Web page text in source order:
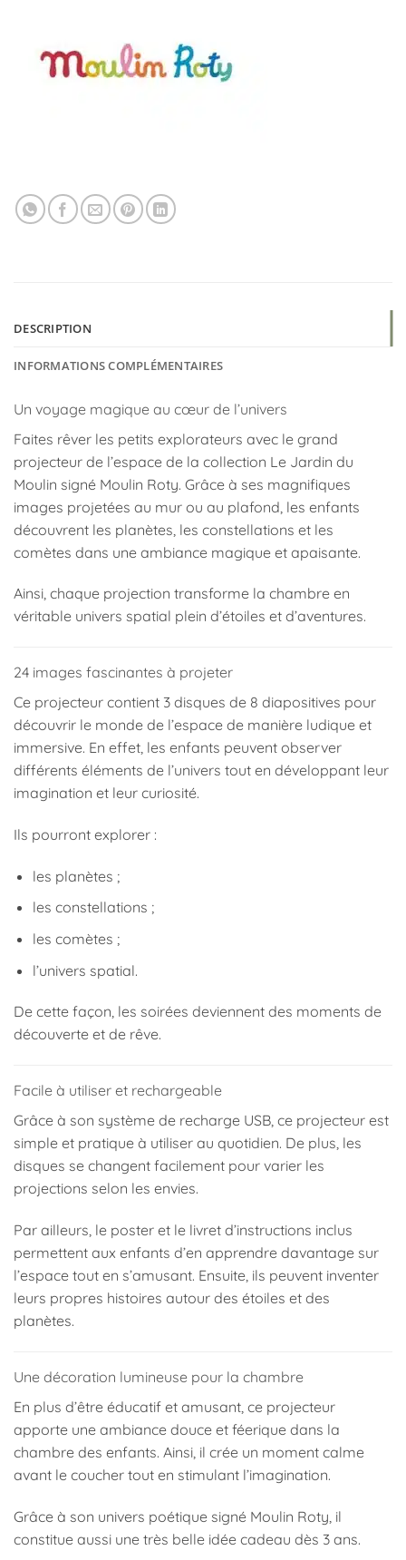
DESCRIPTION
INFORMATIONS COMPLÉMENTAIRES
Un voyage magique au cœur de l’univers
Faites rêver les petits explorateurs avec le grand
projecteur de l’espace de la collection Le Jardin du
Moulin signé Moulin Roty. Grâce à ses magnifiques
images projetées au mur ou au plafond, les enfants
découvrent les planètes, les constellations et les
comètes dans une ambiance magique et apaisante.
Ainsi, chaque projection transforme la chambre en
véritable univers spatial plein d’étoiles et d’aventures.
24 images fascinantes à projeter
Ce projecteur contient 3 disques de 8 diapositives pour
découvrir le monde de l’espace de manière ludique et
immersive. En effet, les enfants peuvent observer
différents éléments de l’univers tout en développant leur
imagination et leur curiosité.
Ils pourront explorer :
les planètes ;
les constellations ;
les comètes ;
l’univers spatial.
De cette façon, les soirées deviennent des moments de
découverte et de rêve.
Facile à utiliser et rechargeable
Grâce à son système de recharge USB, ce projecteur est
simple et pratique à utiliser au quotidien. De plus, les
disques se changent facilement pour varier les
projections selon les envies.
Par ailleurs, le poster et le livret d’instructions inclus
permettent aux enfants d’en apprendre davantage sur
l’espace tout en s’amusant. Ensuite, ils peuvent inventer
leurs propres histoires autour des étoiles et des
planètes.
Une décoration lumineuse pour la chambre
En plus d’être éducatif et amusant, ce projecteur
apporte une ambiance douce et féerique dans la
chambre des enfants. Ainsi, il crée un moment calme
avant le coucher tout en stimulant l’imagination.
Grâce à son univers poétique signé Moulin Roty , il
constitue aussi une très belle idée cadeau dès 3 ans.